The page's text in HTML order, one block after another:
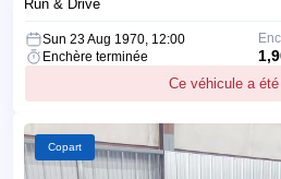
Run & Drive
Sun 23 Aug 1970, 12:00
Enchère terminée
Ce véhicule a
Copart